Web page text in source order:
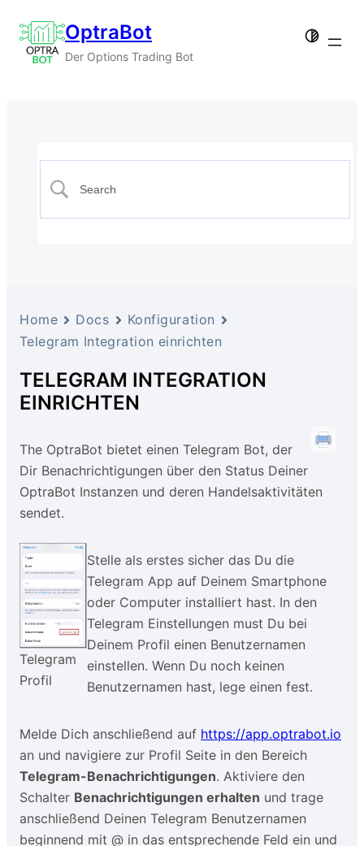
OptraBot
Der Options Trading Bot
Home Docs
Konfiguration
Telegram Integration einrichten
TELEGRAM INTEGRATION
EINRICHTEN
The OptraBot bietet einen Telegram Bot, der
Dir Benachrichtigungen über den Status Deiner
OptraBot Instanzen und deren Handelsaktivitäten
sendet.
Telegram
Profil
Stelle als erstes sicher das Du die
Telegram App auf Deinem Smartphone
oder Computer installiert hast. In den
Telegram Einstellungen must Du bei
Deinem Profil einen Benutzernamen
einstellen. Wenn Du noch keinen
Benutzernamen hast, lege einen fest.
Melde Dich anschließend auf https://app.optrabot.io
an und navigiere zur Profil Seite in den Bereich
Telegram-Benachrichtigungen. Aktiviere den
Schalter Benachrichtigungen erhalten und trage
anschließend Deinen Telegram Benutzernamen
beginnend mit @ in das entsprechende Feld ein und